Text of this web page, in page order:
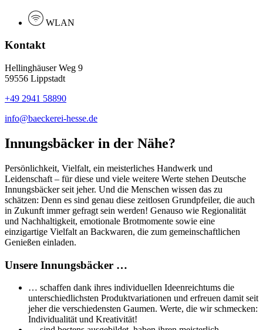
WLAN
Kontakt
Hellinghäuser Weg 9
59556 Lippstadt
+49 2941 58890
info@baeckerei-hesse.de
Innungsbäcker in der Nähe?
Persönlichkeit, Vielfalt, ein meisterliches Handwerk und
Leidenschaft – für diese und viele weitere Werte stehen Deutsche
Innungsbäcker seit jeher. Und die Menschen wissen das zu
schätzen: Denn es sind genau diese zeitlosen Grundpfeiler, die auch
in Zukunft immer gefragt sein werden! Genauso wie Regionalität
und Nachhaltigkeit, emotionale Brotmomente sowie eine
einzigartige Vielfalt an Backwaren, die zum gemeinschaftlichen
Genießen einladen.
Unsere Innungsbäcker …
… schaffen dank ihres individuellen Ideenreichtums die
unterschiedlichsten Produktvariationen und erfreuen damit seit
jeher die verschiedensten Gaumen. Werte, die wir schmecken:
Individualität und Kreativität!